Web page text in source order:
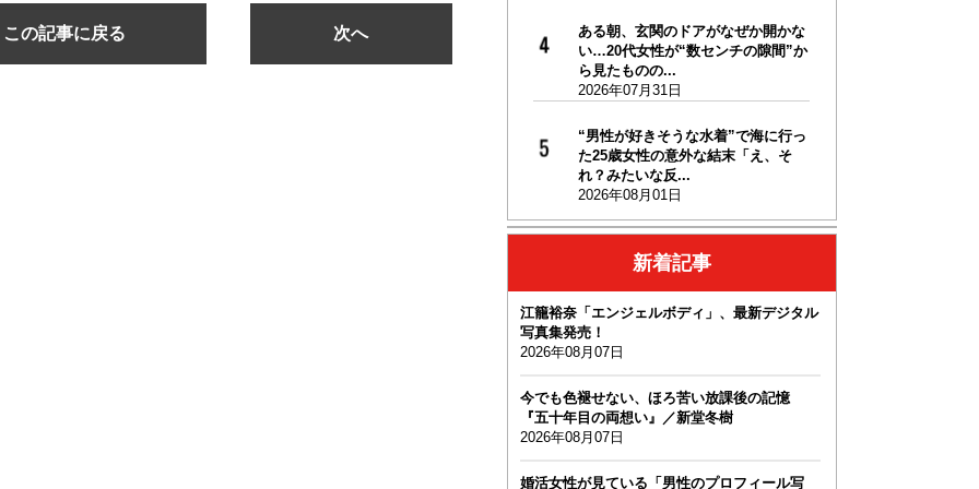
この記事に戻る 次へ
ある朝、玄関のドアがなぜか開かな
い…20代女性が“数センチの隙間”か
ら見たものの...
2026年07月31日
“男性が好きそうな水着”で海に行っ
た25歳女性の意外な結末「え、そ
れ？みたいな反...
2026年08月01日
新着記事
江籠裕奈「エンジェルボディ」、最新デジタル
写真集発売！
2026年08月07日
今でも色褪せない、ほろ苦い放課後の記憶
『五十年目の両想い』／新堂冬樹
2026年08月07日
婚活女性が見ている「男性のプロフィール写